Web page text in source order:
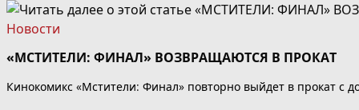
Новости
«МСТИТЕЛИ: ФИНАЛ» ВОЗВРАЩАЮТСЯ В ПРОКАТ
Кинокомикс «Мстители: Финал» повторно выйдет в прокат с